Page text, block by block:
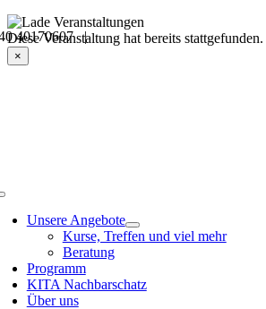
Skip
to
content
40170607 |
Unsere Angebote
Kurse, Treffen und viel mehr
Beratung
Programm
KITA Nachbarschatz
Über uns
Veranstaltungsdetails
Diese Veranstaltung hat bereits stattgefunden.
×